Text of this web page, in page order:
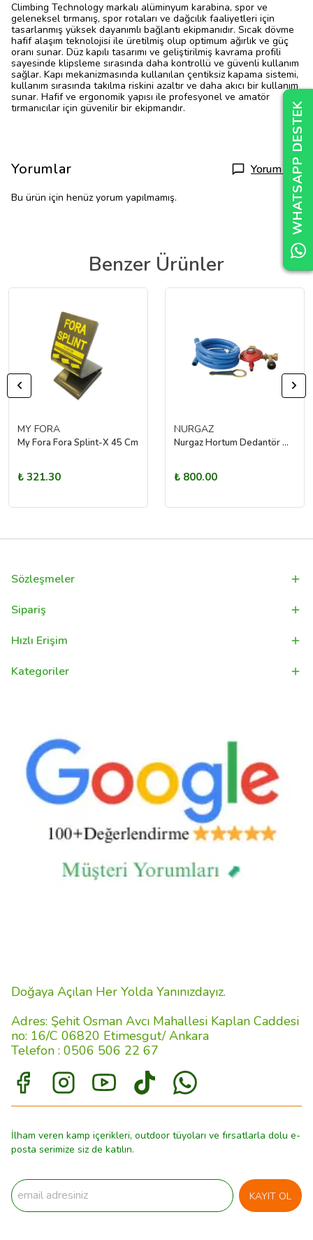
Climbing Technology markalı alüminyum karabina, spor ve
geleneksel tırmanış, spor rotaları ve dağcılık faaliyetleri için
tasarlanmış yüksek dayanımlı bağlantı ekipmanıdır. Sıcak dövme
hafif alaşım teknolojisi ile üretilmiş olup optimum ağırlık ve güç
oranı sunar. Düz kapılı tasarımı ve geliştirilmiş kavrama profili
sayesinde klipsleme sırasında daha kontrollü ve güvenli kullanım
sağlar. Kapı mekanizmasında kullanılan çentiksiz kapama sistemi,
kullanım sırasında takılma riskini azaltır ve daha akıcı bir kullanım
sunar. Hafif ve ergonomik yapısı ile profesyonel ve amatör
tırmanıcılar için güvenilir bir ekipmandır.
Yorumlar Yorum Yap
Bu ürün için henüz yorum yapılmamış.
Benzer Ürünler
MY FORA
My Fora Fora Splint-X 45 Cm
₺ 321.30
NURGAZ
Nurgaz Hortum Dedantör Musluk Set
₺ 800.00
Sözleşmeler
Sipariş
Hızlı Erişim
Kategoriler
Doğaya Açılan Her Yolda Yanınızdayız.
Adres: Şehit Osman Avcı Mahallesi Kaplan Caddesi
no: 16/C 06820 Etimesgut/ Ankara
Telefon : 0506 506 22 67
İlham veren kamp içerikleri, outdoor tüyoları ve fırsatlarla dolu e-
posta serimize siz de katılın.
KAYIT OL
WHATSAPP DESTEK
WHATSAPP DESTEK
WHATSAPP DESTEK